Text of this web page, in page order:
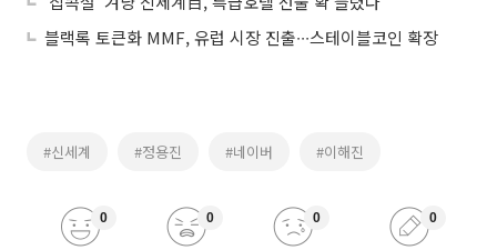
블랙록 토큰화 MMF, 유럽 시장 진출∙∙∙스테이블코인 확장
#신세계 #정용진 #네이버 #이해진
0 0 0 0